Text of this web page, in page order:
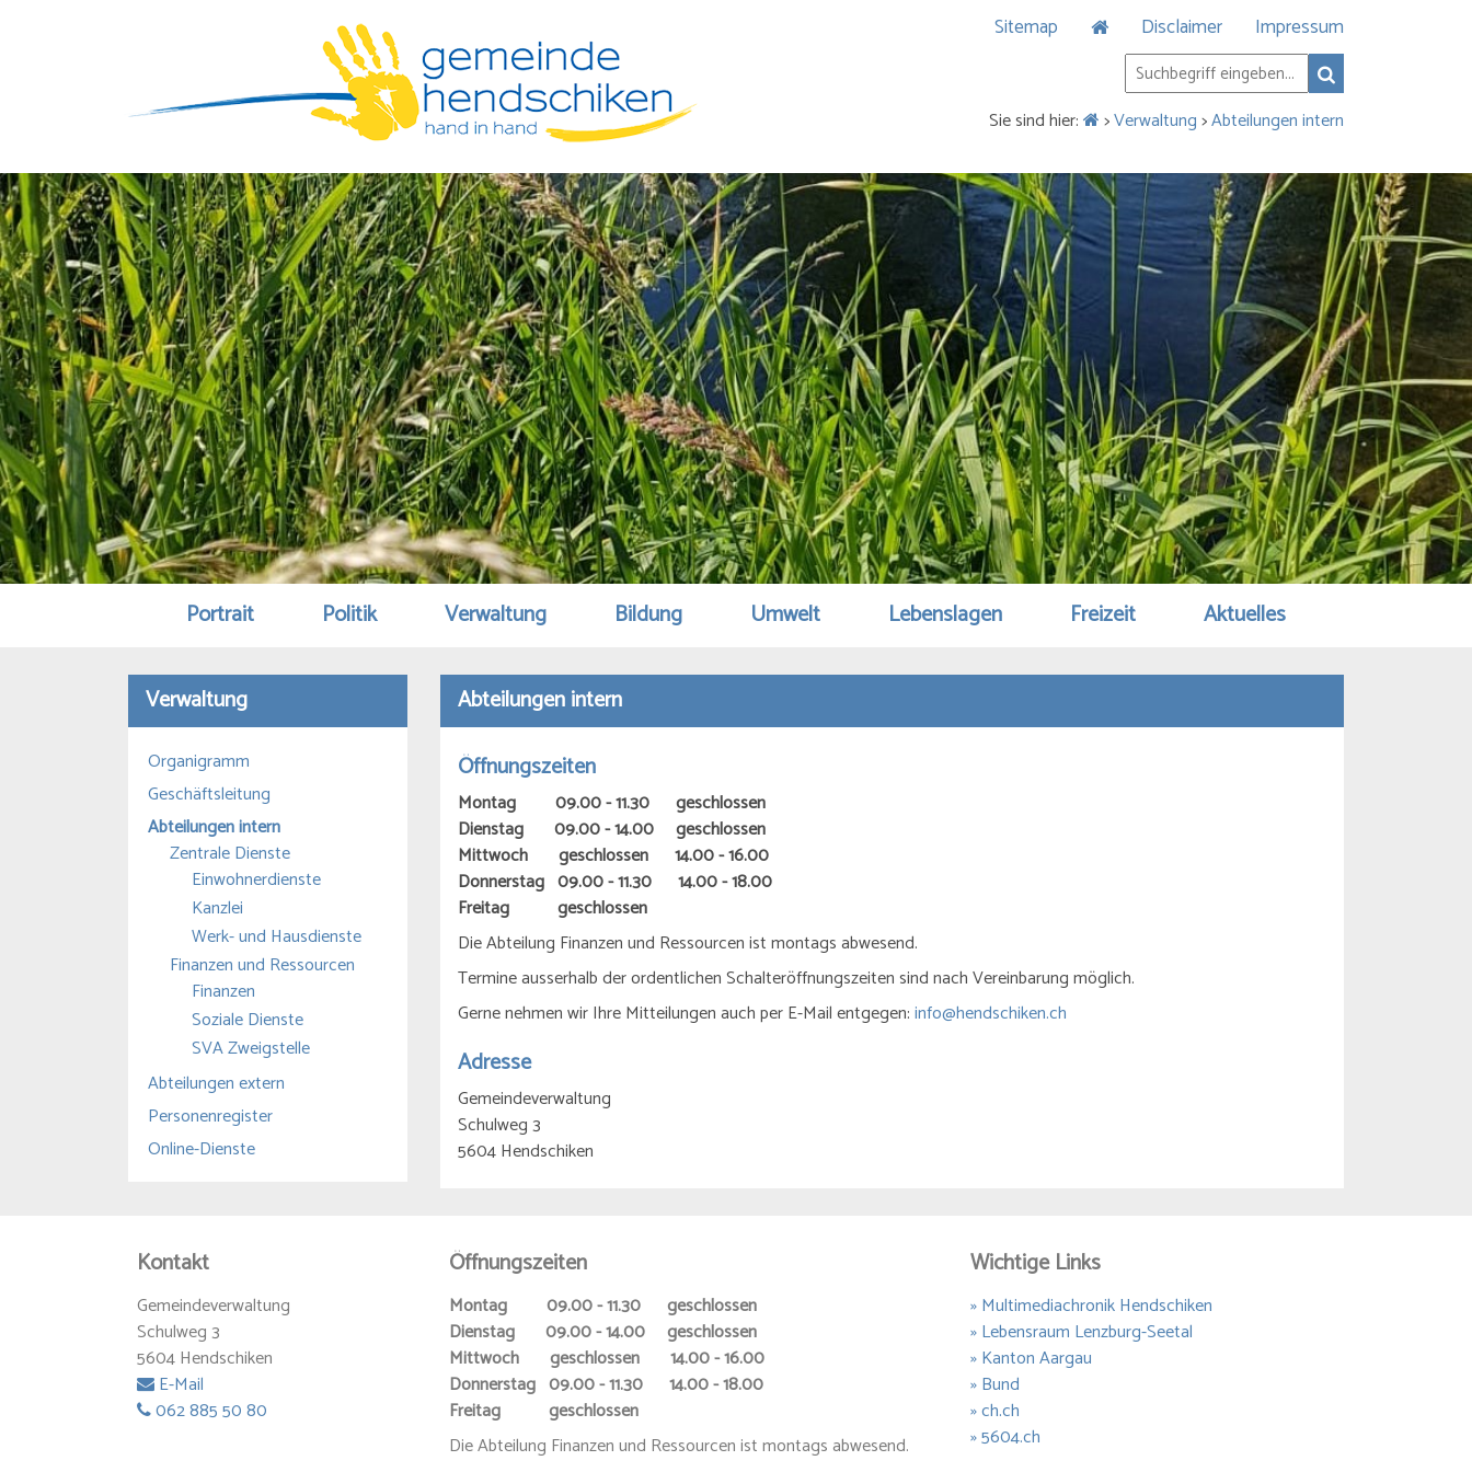
Sitemap Disclaimer Impressum
Sie sind hier: >Verwaltung>Abteilungen intern
Portrait Politik Verwaltung Bildung Umwelt Lebenslagen Freizeit Aktuelles
Verwaltung
Organigramm
Geschäftsleitung
Abteilungen intern
Zentrale Dienste
Einwohnerdienste
Kanzlei
Werk- und Hausdienste
Finanzen und Ressourcen
Finanzen
Soziale Dienste
SVA Zweigstelle
Abteilungen extern
Personenregister
Online-Dienste
Abteilungen intern
Öffnungszeiten
Montag 09.00 - 11.30 geschlossen
Dienstag 09.00 - 14.00 geschlossen
Mittwoch geschlossen 14.00 - 16.00
Donnerstag 09.00 - 11.30 14.00 - 18.00
Freitag geschlossen
Die Abteilung Finanzen und Ressourcen ist montags abwesend.
Termine ausserhalb der ordentlichen Schalteröffnungszeiten sind nach Vereinbarung möglich.
Gerne nehmen wir Ihre Mitteilungen auch per E-Mail entgegen:info@hendschiken.ch
Adresse
Gemeindeverwaltung
Schulweg 3
5604 Hendschiken
Kontakt
Gemeindeverwaltung
Schulweg 3
5604 Hendschiken
E-Mail
062 885 50 80
Öffnungszeiten
Montag 09.00 - 11.30 geschlossen
Dienstag 09.00 - 14.00 geschlossen
Mittwoch geschlossen 14.00 - 16.00
Donnerstag 09.00 - 11.30 14.00 - 18.00
Freitag geschlossen
Die Abteilung Finanzen und Ressourcen ist montags abwesend.
Wichtige Links
» Multimediachronik Hendschiken
» Lebensraum Lenzburg-Seetal
» Kanton Aargau
» Bund
» ch.ch
»5604.ch